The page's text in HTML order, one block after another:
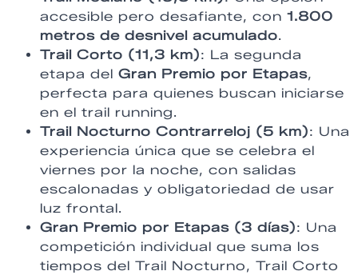
accesible pero desafiante, con 1.800
metros de desnivel acumulado.
Trail Corto (11,3 km): La segunda
etapa del Gran Premio por Etapas,
perfecta para quienes buscan iniciarse
en el trail running.
Trail Nocturno Contrarreloj (5 km): Una
experiencia única que se celebra el
viernes por la noche, con salidas
escalonadas y obligatoriedad de usar
luz frontal.
Gran Premio por Etapas (3 días): Una
competición individual que suma los
tiempos del Trail Nocturno, Trail Corto